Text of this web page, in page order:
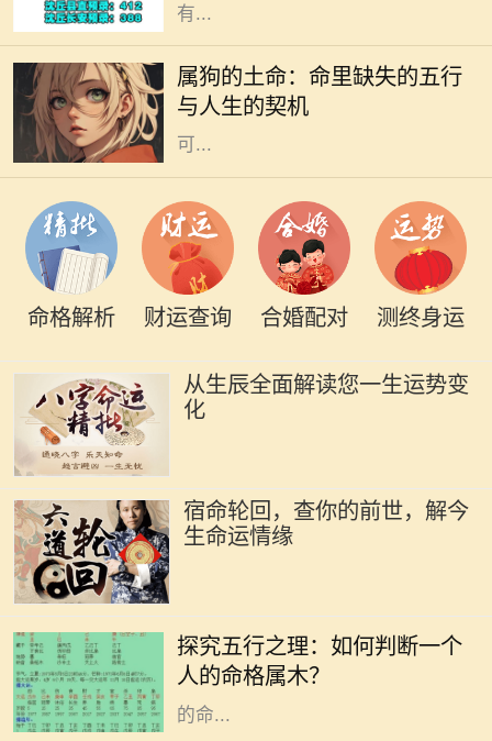
有...
属狗的土命：命里缺失的五行
与人生的契机
每个人的命里都有独特的五行特征，
而属狗的土命则是一种富暖而稳重的
存在。属狗的人忠诚、守信，代表着
信任与友善。然而，在命理中，土命
可...
命格解析 财运查询 合婚配对 测终身运
从生辰全面解读您一生运势变
化
宿命轮回，查你的前世，解今
生命运情缘
探究五行之理：如何判断一个
人的命格属木？
非常重要的哲学体系。五行分别是
金、木、水、火、土，每一种元素都
与自然界的现象紧密相连，影响着人
的命...
在古代的天文学中，星宿被视为影响